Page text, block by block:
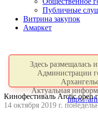
Публичные
Витрина закупок
Амаркет
Здесь размещалась
Администрации
Актуальная
https://
Кинофестиваль Arctic open
14 октября 2019 г.